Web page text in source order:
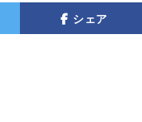
シェア